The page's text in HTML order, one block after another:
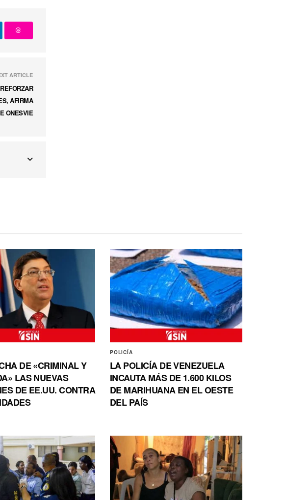
ARTICLE
AFIRMA
ONESVIE
DE «CRIMINAL Y
LAS NUEVAS
DE EE.UU. CONTRA
POLICÍA
LA POLICÍA DE VENEZUELA
INCAUTA MÁS DE 1.600 KILOS
DE MARIHUANA EN EL OESTE
DEL PAÍS